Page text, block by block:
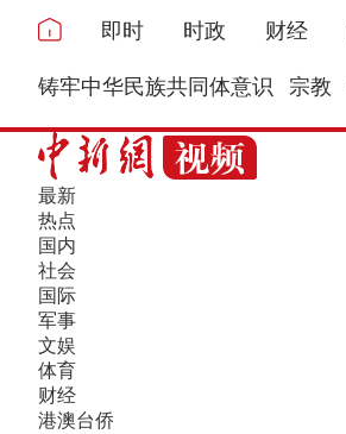
即时 时政 财经
铸牢中华民族共同体意识 宗教
最新
热点
国内
社会
国际
军事
文娱
体育
财经
港澳台侨